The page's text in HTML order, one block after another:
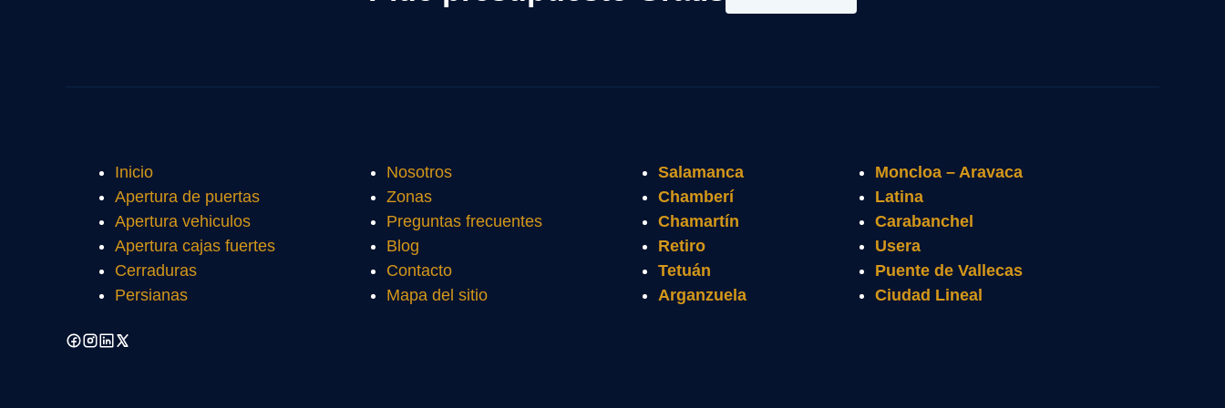
Inicio
Apertura de puertas
Apertura vehiculos
Apertura cajas fuertes
Cerraduras
Persianas
Nosotros
Zonas
Preguntas frecuentes
Blog
Contacto
Mapa del sitio
Salamanca
Chamberí
Chamartín
Retiro
Tetuán
Arganzuela
Moncloa – Aravaca
Latina
Carabanchel
Usera
Puente de Vallecas
Ciudad Lineal